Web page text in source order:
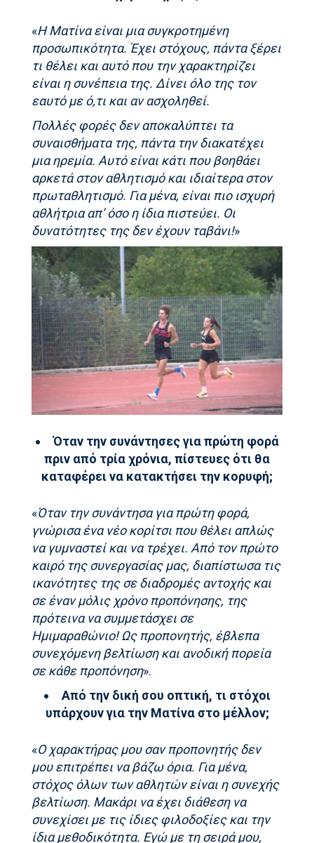
«Η Ματίνα είναι μια συγκροτημένη
προσωπικότητα. Έχει στόχους, πάντα ξέρει
τι θέλει και αυτό που την χαρακτηρίζει
είναι η συνέπεια της. Δίνει όλο της τον
εαυτό με ό,τι και αν ασχοληθεί.
Πολλές φορές δεν αποκαλύπτει τα
συναισθήματα της, πάντα την διακατέχει
μια ηρεμία. Αυτό είναι κάτι που βοηθάει
αρκετά στον αθλητισμό και ιδιαίτερα στον
πρωταθλητισμό. Για μένα, είναι πιο ισχυρή
αθλήτρια απ’ όσο η ίδια πιστεύει. Οι
δυνατότητες της δεν έχουν ταβάνι!»
Όταν την συνάντησες για πρώτη φορά
πριν από τρία χρόνια, πίστευες ότι θα
καταφέρει να κατακτήσει την κορυφή;
«Όταν την συνάντησα για πρώτη φορά,
γνώρισα ένα νέο κορίτσι που θέλει απλώς
να γυμναστεί και να τρέχει. Από τον πρώτο
καιρό της συνεργασίας μας, διαπίστωσα τις
ικανότητες της σε διαδρομές αντοχής και
σε έναν μόλις χρόνο προπόνησης, της
πρότεινα να συμμετάσχει σε
Ημιμαραθώνιο! Ως προπονητής, έβλεπα
συνεχόμενη βελτίωση και ανοδική πορεία
σε κάθε προπόνηση».
Από την δική σου οπτική, τι στόχοι
υπάρχουν για την Ματίνα στο μέλλον;
«Ο χαρακτήρας μου σαν προπονητής δεν
μου επιτρέπει να βάζω όρια. Για μένα,
στόχος όλων των αθλητών είναι η συνεχής
βελτίωση. Μακάρι να έχει διάθεση να
συνεχίσει με τις ίδιες φιλοδοξίες και την
ίδια μεθοδικότητα. Εγώ με τη σειρά μου,